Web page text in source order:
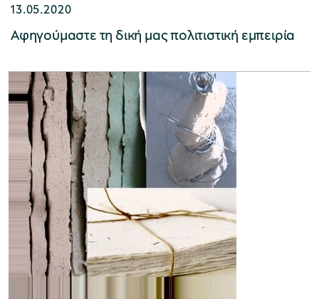
Τσαλαπάτα
Μουσείο Μαρμαροτεχνίας
Μουσείο Περιβάλλοντος Στυμφαλίας
13.05.2020
Αφηγούμαστε τη δική μας πολιτιστική εμπειρία